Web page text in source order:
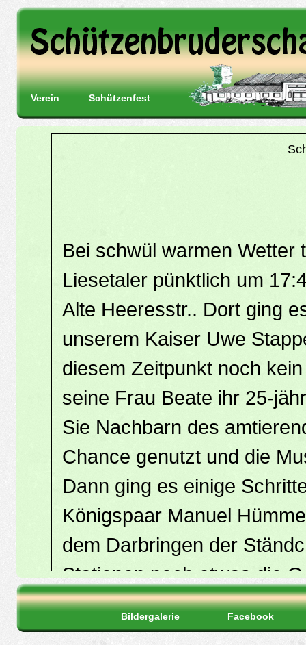
Verein Schützenfest
Bei schwül warmen Wetter
Liesetaler pünktlich um
Alte Heeresstr.. Dort ging
unserem Kaiser Uwe
diesem Zeitpunkt noch
seine Frau Beate ihr 25-
Sie Nachbarn des
Chance genutzt und die
Dann ging es einige
Königspaar Manuel
dem Darbringen der
Stationen noch etwas die
Zurück an der
Bildergalerie Facebook